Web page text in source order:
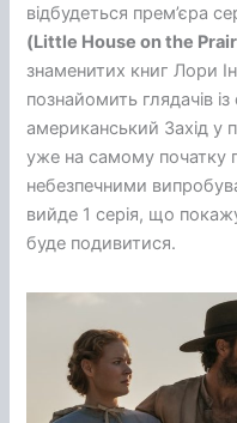
відбудеться прем’єра
(Little House on the
знаменитих книг Лори
познайомить глядачів
американський Захід у
уже на самому початку
небезпечними
вийде 1 серія, що
буде подивитися.